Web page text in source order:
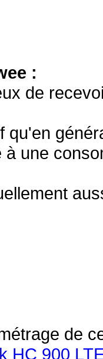
:
de
qu'en
une
de
HC 900